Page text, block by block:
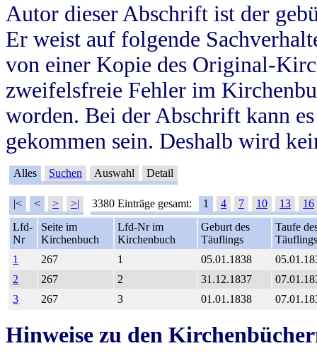
Autor dieser Abschrift ist der
Er weist auf folgende
von einer Kopie des Original-
zweifelsfreie Fehler im
worden. Bei der Abschrift kann
gekommen sein. Deshalb wird
Alles Suchen Auswahl Detail
|< < > >| 3380 Einträge gesamt: 1 4 7 10 13
16
Lfd-
Nr
Seite im
Kirchenbuch
Lfd-Nr im
Kirchenbuch
Geburt des
Täuflings
Taufe
Täuflings
1
267 1 05.01.1838
2
267 2 31.12.1837
3
267 3 01.01.1838
Hinweise zu den